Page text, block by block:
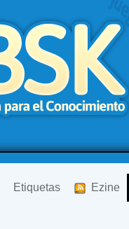
Etiquetas Ezine